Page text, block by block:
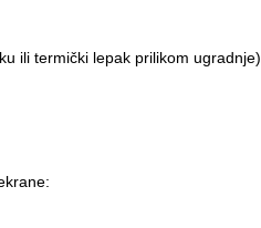
ili termički lepak prilikom ugradnje)